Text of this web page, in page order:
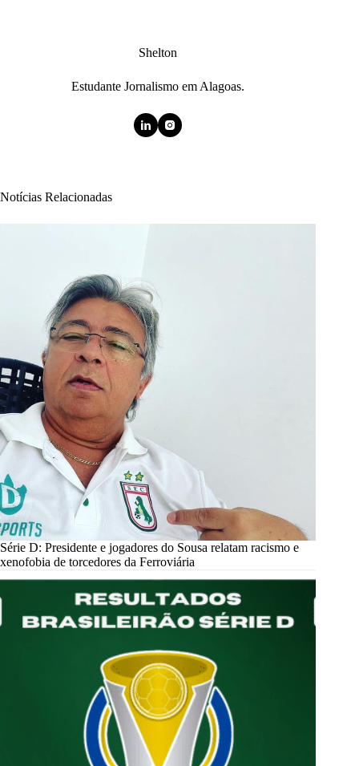
Shelton
Estudante Jornalismo em Alagoas.
Notícias Relacionadas
Série D: Presidente e jogadores do Sousa relatam racismo e
xenofobia de torcedores da Ferroviária